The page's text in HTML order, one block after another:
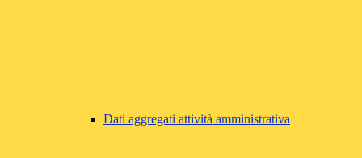
Dati aggregati attività amministrativa